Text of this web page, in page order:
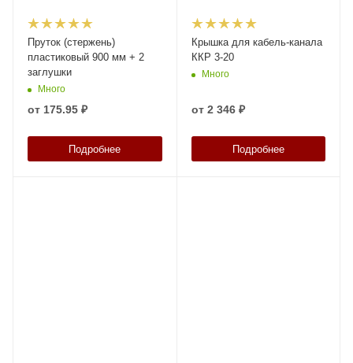
Пруток (стержень)
пластиковый 900 мм + 2
заглушки
Много
от 175.95 ₽
Подробнее
Крышка для кабель-канала
ККР 3-20
Много
от 2 346 ₽
Подробнее